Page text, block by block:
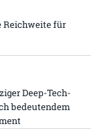
Reichweite für
Deep-Tech-
bedeutendem